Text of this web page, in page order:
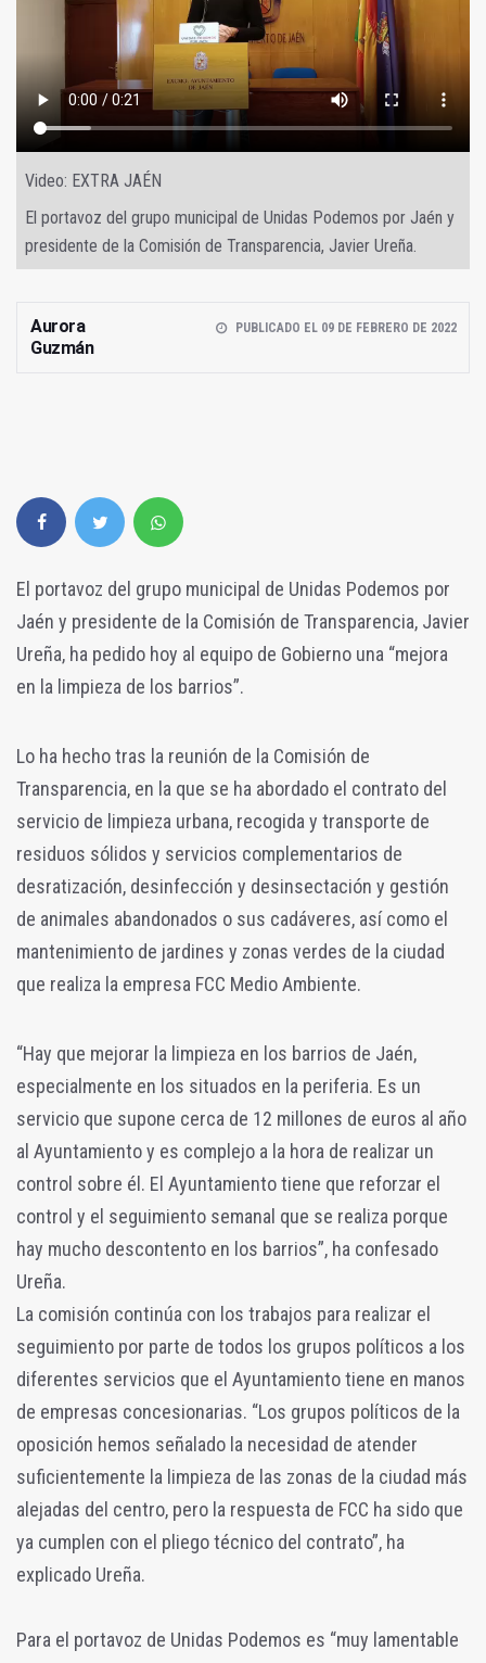
Video: EXTRA JAÉN
El portavoz del grupo municipal de Unidas Podemos por Jaén y
presidente de la Comisión de Transparencia, Javier Ureña.
Aurora
Guzmán
PUBLICADO EL 09 DE FEBRERO DE 2022
El portavoz del grupo municipal de Unidas Podemos por
Jaén y presidente de la Comisión de Transparencia, Javier
Ureña, ha pedido hoy al equipo de Gobierno una “mejora
en la limpieza de los barrios”.
Lo ha hecho tras la reunión de la Comisión de
Transparencia, en la que se ha abordado el contrato del
servicio de limpieza urbana, recogida y transporte de
residuos sólidos y servicios complementarios de
desratización, desinfección y desinsectación y gestión
de animales abandonados o sus cadáveres, así como el
mantenimiento de jardines y zonas verdes de la ciudad
que realiza la empresa FCC Medio Ambiente.
“Hay que mejorar la limpieza en los barrios de Jaén,
especialmente en los situados en la periferia. Es un
servicio que supone cerca de 12 millones de euros al año
al Ayuntamiento y es complejo a la hora de realizar un
control sobre él. El Ayuntamiento tiene que reforzar el
control y el seguimiento semanal que se realiza porque
hay mucho descontento en los barrios”, ha confesado
Ureña.
La comisión continúa con los trabajos para realizar el
seguimiento por parte de todos los grupos políticos a los
diferentes servicios que el Ayuntamiento tiene en manos
de empresas concesionarias. “Los grupos políticos de la
oposición hemos señalado la necesidad de atender
suficientemente la limpieza de las zonas de la ciudad más
alejadas del centro, pero la respuesta de FCC ha sido que
ya cumplen con el pliego técnico del contrato”, ha
explicado Ureña.
Para el portavoz de Unidas Podemos es “muy lamentable